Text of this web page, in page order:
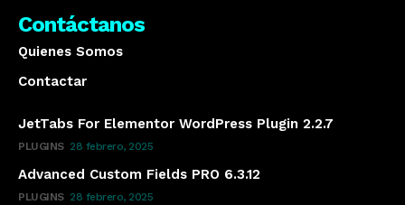
Contáctanos
Quienes Somos
Contactar
JetTabs For Elementor WordPress Plugin 2.2.7
PLUGINS 28 febrero, 2025
Advanced Custom Fields PRO 6.3.12
PLUGINS 28 febrero, 2025